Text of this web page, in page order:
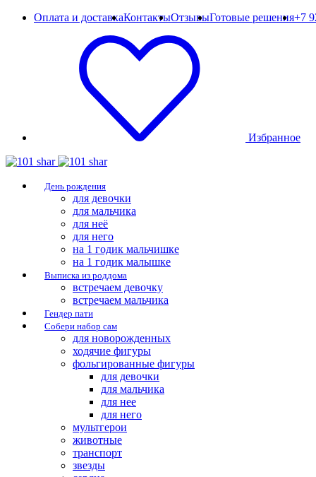
Оплата и доставкаКонтактыОтзывыГотовые решения+7
Избранное
День рождения
для девочки
для мальчика
для неё
для него
на 1 годик мальчишке
на 1 годик малышке
Выписка из роддома
встречаем девочку
встречаем мальчика
Гендер пати
Собери набор сам
для новорожденных
ходячие фигуры
фольгированные фигуры
для девочки
для мальчика
для нее
для него
мультгерои
животные
транспорт
звезды